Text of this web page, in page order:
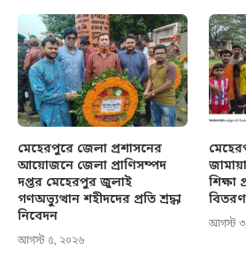
মেহেরপুরে জেলা প্রশাসনের
আয়োজনে জেলা প্রাণিসম্পদ
দপ্তর মেহেরপুর জুলাই
গণঅভ্যুত্থান শহীদদের প্রতি শ্রদ্ধা
নিবেদন
আগস্ট ৫, ২০২৬
শিক্ষা
বিতরণ
আগস্ট